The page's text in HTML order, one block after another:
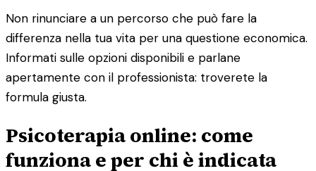
Non rinunciare a un percorso che può fare la
differenza nella tua vita per una questione economica.
Informati sulle opzioni disponibili e parlane
apertamente con il professionista: troverete la
formula giusta.
Psicoterapia online: come
funziona e per chi è indicata